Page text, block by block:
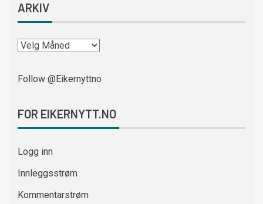
ARKIV
Follow @Eikernyttno
FOR EIKERNYTT.NO
Logg inn
Innleggsstrøm
Kommentarstrøm